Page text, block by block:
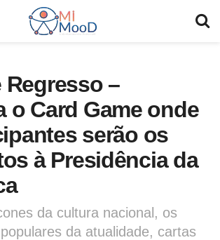
Regresso –
o Card Game onde
serão os
à Presidência da
da cultura nacional, os
da atualidade, cartas